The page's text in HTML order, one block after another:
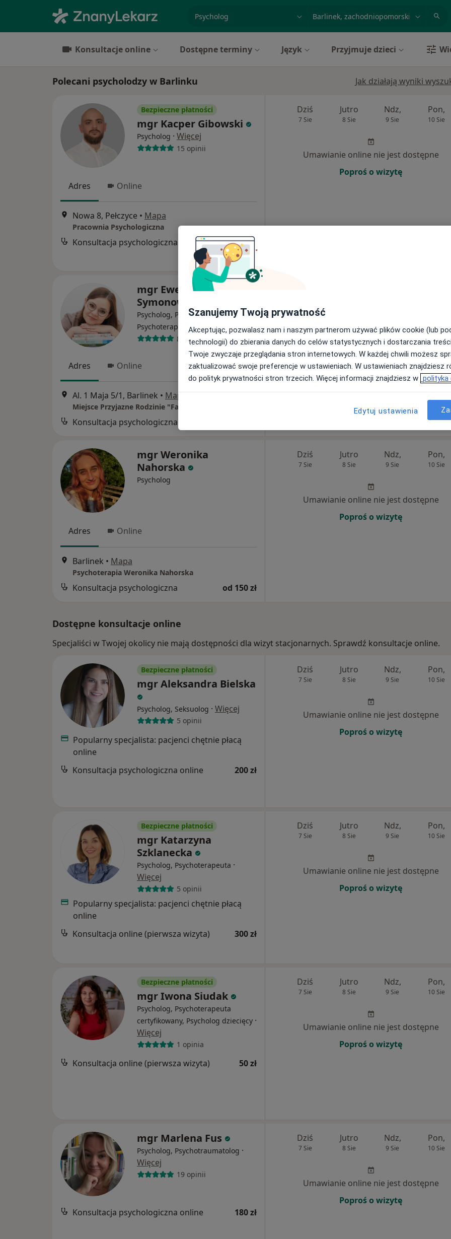
Konsultacje online Dostępne terminy Język Przyjmuje dzieci
Polecani psycholodzy w Barlinku Jak działają wyniki
Bezpieczne płatności
mgr Kacper Gibowski
Psycholog · Więcej
15 opinii
Adres Online
Nowa 8, Pełczyce • Mapa
Pracownia Psychologiczna
Konsultacja psychologiczna 180 zł
Dziś
7 Sie
Jutro
8 Sie
Ndz,
9 Sie
Pon,
10 Sie
Umawianie online nie jest dostępne
Poproś o wizytę
mgr Ewelina
Symonowicz
Psycholog, Psycholog dziecięcy,
Psychoterapeuta·Więcej
8 opinii
Adres Online
Al. 1 Maja 5/1, Barlinek • Mapa
Miejsce Przyjazne Rodzinie "FamiKids"
Konsultacja psychologiczna
Umawianie online nie jest dostępne
Poproś o wizytę
mgr Weronika
Nahorska
Psycholog
Adres Online
Barlinek • Mapa
Psychoterapia Weronika Nahorska
Konsultacja psychologiczna od 150 zł
Dziś
7 Sie
Jutro
8 Sie
Ndz,
9 Sie
Pon,
10 Sie
Umawianie online nie jest dostępne
Poproś o wizytę
Dostępne konsultacje online
Specjaliści w Twojej okolicy nie mają dostępności dla wizyt stacjonarnych. Sprawdź konsultacje online.
Bezpieczne płatności
mgr Aleksandra Bielska
Psycholog, Seksuolog · Więcej
5 opinii
Popularny specjalista: pacjenci chętnie płacą
online
Konsultacja psychologiczna online
200 zł
Dziś
7 Sie
Jutro
8 Sie
Ndz,
9 Sie
Pon,
10 Sie
Umawianie online nie jest dostępne
Poproś o wizytę
Bezpieczne płatności
mgr Katarzyna
Szklanecka
Psycholog, Psychoterapeuta ·
Więcej
5 opinii
Popularny specjalista: pacjenci chętnie płacą
online
Konsultacja online (pierwsza wizyta)
300 zł
Dziś
7 Sie
Jutro
8 Sie
Ndz,
9 Sie
Pon,
10 Sie
Umawianie online nie jest dostępne
Poproś o wizytę
Bezpieczne płatności
mgr Iwona Siudak
Psycholog, Psychoterapeuta
certyfikowany, Psycholog dziecięcy ·
Więcej
1 opinia
Konsultacja online (pierwsza wizyta) 50 zł
Dziś
7 Sie
Jutro
8 Sie
Ndz,
9 Sie
Pon,
10 Sie
Umawianie online nie jest dostępne
Poproś o wizytę
mgr Marlena Fus
Psycholog, Psychotraumatolog ·
Więcej
19 opinii
Konsultacja psychologiczna online 180 zł
Dziś
7 Sie
Jutro
8 Sie
Ndz,
9 Sie
Pon,
10 Sie
Umawianie online nie jest dostępne
Poproś o wizytę
Szanujemy Twoją prywatność
Akceptując, pozwalasz nam i naszym partnerom używać plików cookie (lub
technologii) do zbierania danych do celów statystycznych i dostarczania
Twoje zwyczaje przeglądania stron internetowych. W każdej chwili możesz
zaktualizować swoje preferencje w ustawieniach. W ustawieniach znajdziesz
do polityk prywatności stron trzecich. Więcej informacji znajdziesz w polityka
Edytuj ustawienia